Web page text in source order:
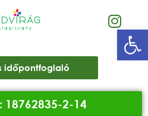
időpontfoglaló
18762835-2-14